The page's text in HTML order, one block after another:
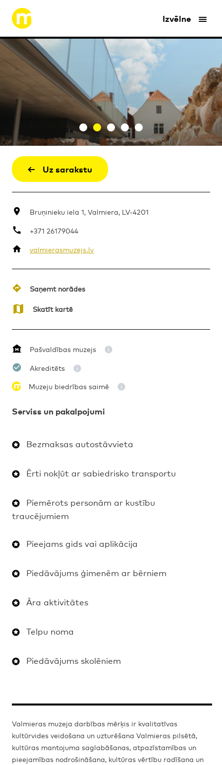
Izvēlne
ETNOGRĀFIJA
ARHEOLOĢIJA
Uz sarakstu
Bruņinieku iela 1, Valmiera, LV-4201
+371 26179044
valmierasmuzejs.lv
Saņemt norādes
Skatīt kartē
Pašvaldības muzejs
Akreditēts
Muzeju biedrības saimē
Serviss un pakalpojumi
Bezmaksas autostāvvieta
Ērti nokļūt ar sabiedrisko transportu
Piemērots personām ar kustību
traucējumiem
Pieejams gids vai aplikācija
Piedāvājums ģimenēm ar bērniem
Āra aktivitātes
Telpu noma
Piedāvājums skolēniem
Valmieras muzeja darbības mērķis ir kvalitatīvas
kultūrvides veidošana un uzturēšana Valmieras pilsētā,
kultūras mantojuma saglabāšanas, atpazīstamības un
pieejamības nodrošināšana, kultūras vērtību radīšana un